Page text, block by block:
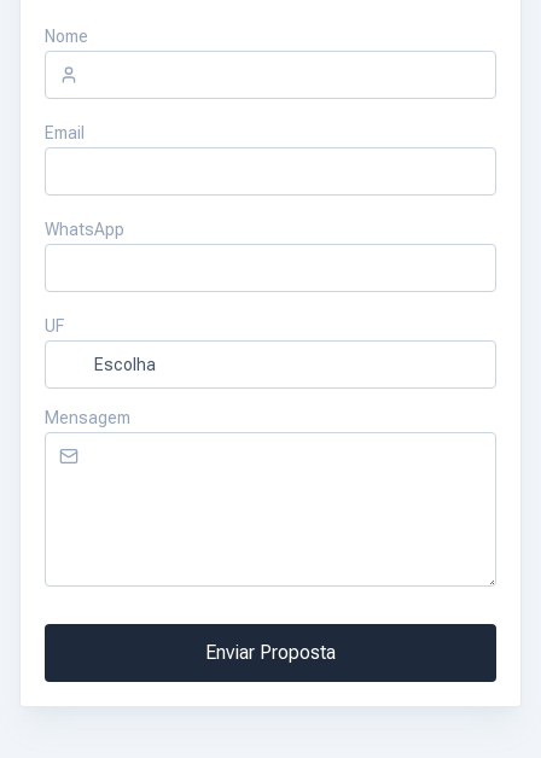
Nome
Email
WhatsApp
UF
Mensagem
Enviar Proposta